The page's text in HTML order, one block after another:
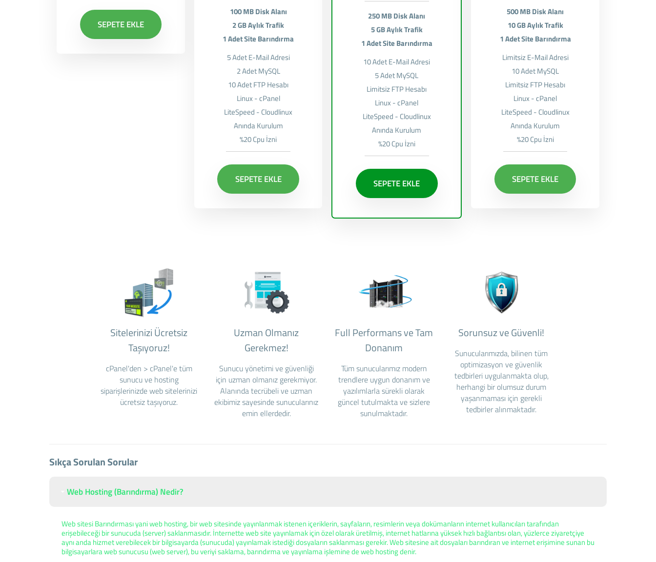
SEPETE EKLE
100 MB Disk Alanı
2 GB Aylık Trafik
1 Adet Site Barındırma
5 Adet E-Mail Adresi
2 Adet MySQL
10 Adet FTP Hesabı
Linux - cPanel
LiteSpeed - Cloudlinux
Anında Kurulum
%20 Cpu İzni
SEPETE EKLE
250 MB Disk Alanı
5 GB Aylık Trafik
1 Adet Site Barındırma
10 Adet E-Mail Adresi
5 Adet MySQL
Limitsiz FTP Hesabı
Linux - cPanel
LiteSpeed - Cloudlinux
Anında Kurulum
%20 Cpu İzni
SEPETE EKLE
500 MB Disk Alanı
10 GB Aylık Trafik
1 Adet Site Barındırma
Limitsiz E-Mail Adresi
10 Adet MySQL
Limitsiz FTP Hesabı
Linux - cPanel
LiteSpeed - Cloudlinux
Anında Kurulum
%20 Cpu İzni
SEPETE EKLE
Sitelerinizi Ücretsiz
Taşıyoruz!
cPanel'den > cPanel'e tüm
sunucu ve hosting
siparişlerinizde web sitelerinizi
ücretsiz taşıyoruz.
Uzman Olmanız
Gerekmez!
Sunucu yönetimi ve güvenliği
için uzman olmanız gerekmiyor.
Alanında tecrübeli ve uzman
ekibimiz sayesinde sunucularınız
emin ellerdedir.
Full Performans ve Tam
Donanım
Tüm sunucularımız modern
trendlere uygun donanım ve
yazılımlarla sürekli olarak
güncel tutulmakta ve sizlere
sunulmaktadır.
Sorunsuz ve Güvenli!
Sunucularımızda, bilinen tüm
optimizasyon ve güvenlik
tedbirleri uygulanmakta olup,
herhangi bir olumsuz durum
yaşanmaması için gerekli
tedbirler alınmaktadır.
Sıkça Sorulan Sorular
Web Hosting (Barındırma) Nedir?
Web sitesi Barındırması yani web hosting, bir web sitesinde yayınlanmak istenen içeriklerin, sayfaların, resimlerin veya dokümanların internet kullanıcıları tarafından
erişebileceği bir sunucuda (server) saklanmasıdır. İnternette web site yayınlamak için özel olarak üretilmiş, internet hatlarına yüksek hızlı bağlantısı olan, yüzlerce ziyaretçiye
aynı anda hizmet verebilecek bir bilgisayarda (sunucuda) yayınlamak istediği dosyaların saklanması gerekir. Web sitesine ait dosyaları barındıran ve internet erişimine sunan bu
bilgisayarlara web sunucusu (web server), bu veriyi saklama, barındırma ve yayınlama işlemine de web hosting denir.